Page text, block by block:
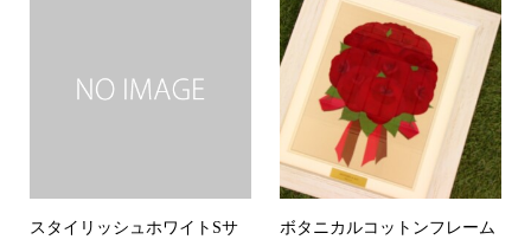
スタイリッシュホワイトSサ
ボタニカルコットンフレーム